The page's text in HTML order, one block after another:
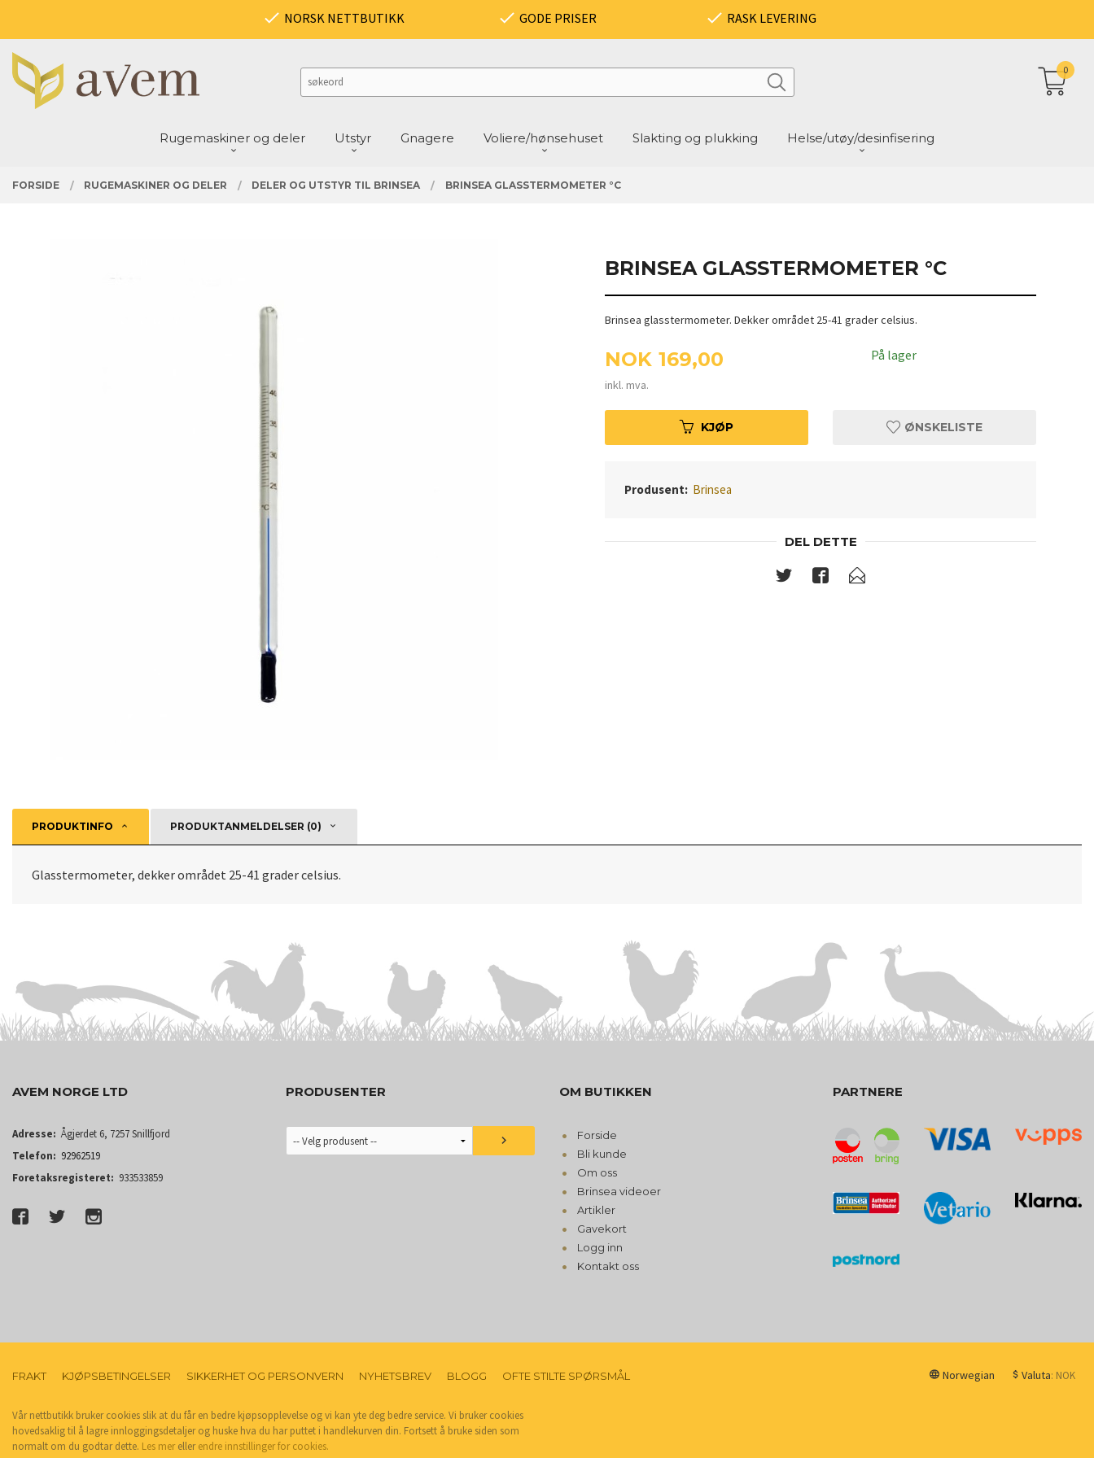
innholdet
NORSK NETTBUTIKK GODE PRISER RASK LEVERING
Rugemaskiner og deler Utstyr Gnagere Voliere/hønsehuset Slakting og plukking Helse/utøy/desinfisering
0
FORSIDE RUGEMASKINER OG DELER DELER OG UTSTYR TIL BRINSEA BRINSEA GLASSTERMOMETER °C
BRINSEA GLASSTERMOMETER °C
Brinsea glasstermometer. Dekker området 25-41 grader celsius.
Pris
NOK 169,00
inkl. mva.
På lager
KJØP ØNSKELISTE
Produsent: Brinsea
DEL DETTE
PRODUKTINFO PRODUKTANMELDELSER (0)
Glasstermometer, dekker området 25-41 grader celsius.
AVEM NORGE LTD
Adresse: Ågjerdet 6, 7257 Snillfjord
Telefon: 92962519
Foretaksregisteret: 933533859
PRODUSENTER OM BUTIKKEN
Forside
Bli kunde
Om oss
Brinsea videoer
Artikler
Gavekort
Logg inn
Kontakt oss
PARTNERE
Norwegian Valuta: NOK
FRAKT KJØPSBETINGELSER SIKKERHET OG PERSONVERN NYHETSBREV BLOGG OFTE STILTE SPØRSMÅL
Vår nettbutikk bruker cookies slik at du får en bedre kjøpsopplevelse og vi kan yte deg bedre service. Vi bruker cookies
hovedsaklig til å lagre innloggingsdetaljer og huske hva du har puttet i handlekurven din. Fortsett å bruke siden som
normalt om du godtar dette. Les merellerendre innstillinger for cookies.